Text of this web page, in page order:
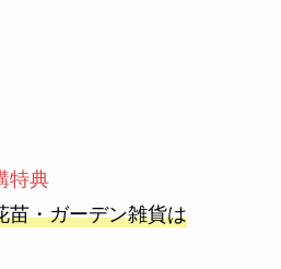
特典
苗・ガーデン雑貨は